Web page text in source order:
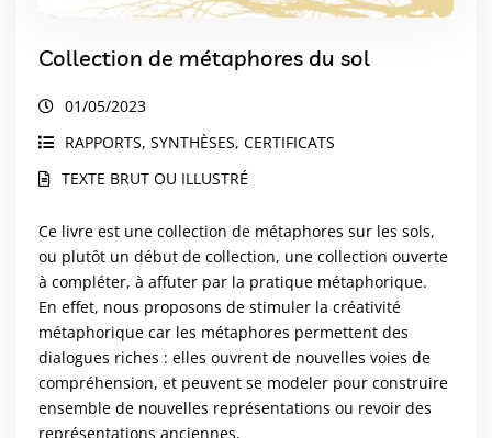
Collection de métaphores du sol
01/05/2023
RAPPORTS, SYNTHÈSES, CERTIFICATS
TEXTE BRUT OU ILLUSTRÉ
Ce livre est une collection de métaphores sur les sols,
ou plutôt un début de collection, une collection ouverte
à compléter, à affuter par la pratique métaphorique.
En effet, nous proposons de stimuler la créativité
métaphorique car les métaphores permettent des
dialogues riches : elles ouvrent de nouvelles voies de
compréhension, et peuvent se modeler pour construire
ensemble de nouvelles représentations ou revoir des
représentations anciennes.